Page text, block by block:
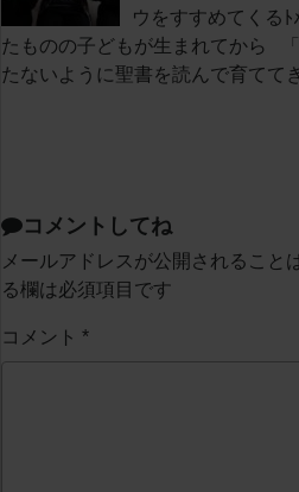
ウをすすめてくる
たものの子どもが生まれてから
たないように聖書を読んで育てて
コメントしてね
メールアドレスが公開されること
る欄は必須項目です
コメント *